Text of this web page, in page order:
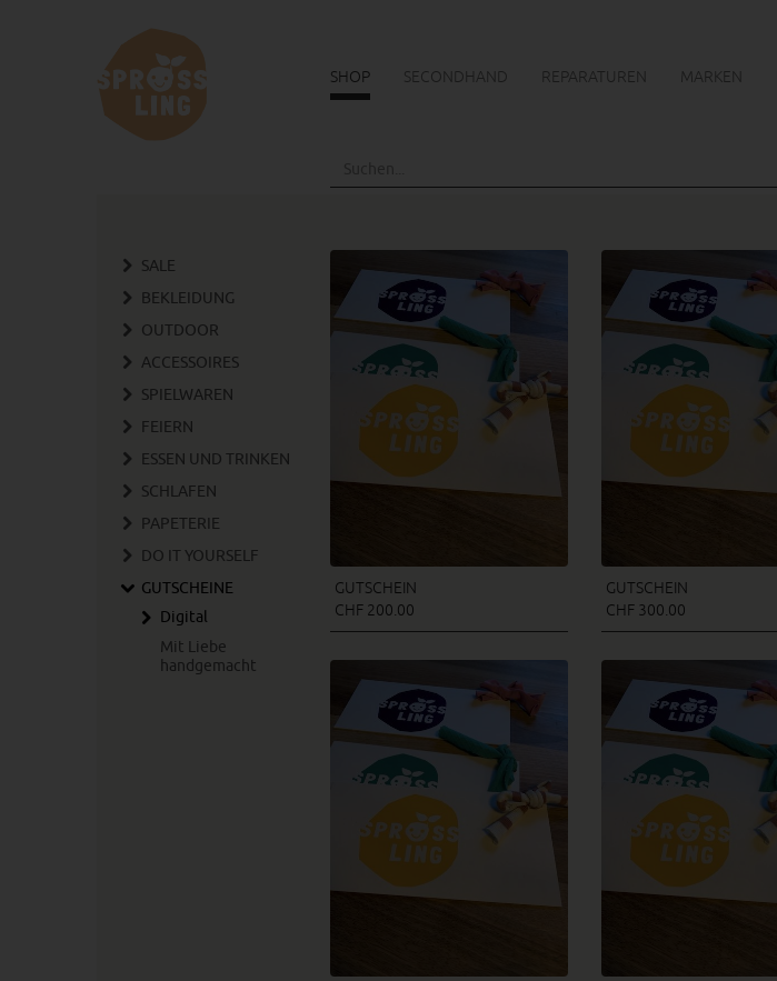
SHOP SECONDHAND REPARATUREN MARKEN
SALE
BEKLEIDUNG
OUTDOOR
ACCESSOIRES
SPIELWAREN
FEIERN
ESSEN UND TRINKEN
SCHLAFEN
PAPETERIE
DO IT YOURSELF
GUTSCHEINE
Digital
Mit Liebe
handgemacht
GUTSCHEIN
CHF 200.00
GUTSCHEIN
CHF 300.00